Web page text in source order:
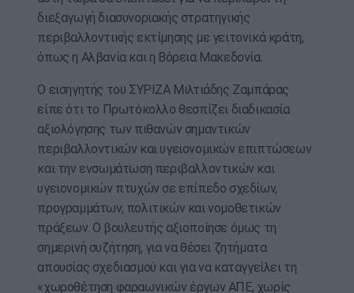
διεξαγωγή διασυνοριακής στρατηγικής
περιβαλλοντικής εκτίμησης με γειτονικά κράτη,
όπως η Αλβανία και η Βόρεια Μακεδονία.
Ο εισηγητής του ΣΥΡΙΖΑ Μιλτιάδης Ζαμπάρας
είπε ότι το Πρωτόκολλο θεσπίζει διαδικασία
αξιολόγησης των πιθανών σημαντικών
περιβαλλοντικών και υγειονομικών επιπτώσεων
και την ενσωμάτωση περιβαλλοντικών και
υγειονομικών πτυχών σε επίπεδο σχεδίων,
προγραμμάτων, πολιτικών και νομοθετικών
πράξεων. Ο βουλευτής αξιοποίησε όμως τη
σημερινή συζήτηση, για να θέσει ζητήματα
απουσίας σχεδιασμού και για να καταγγείλει τη
«χωροθέτηση φαραωνικών έργων ΑΠΕ, χωρίς